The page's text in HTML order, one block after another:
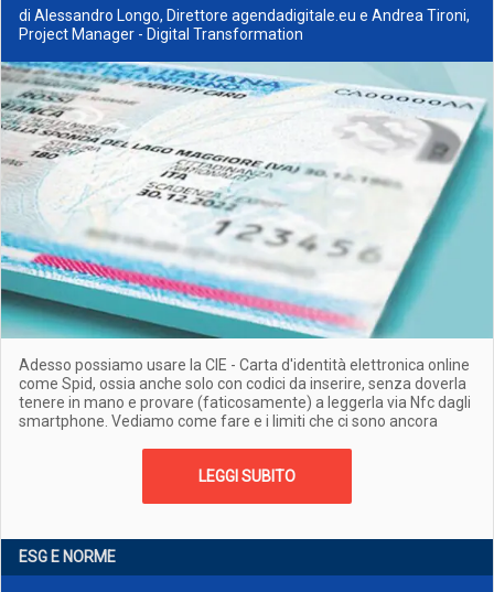
di Alessandro Longo, Direttore agendadigitale.eu e Andrea Tironi,
Project Manager - Digital Transformation
Adesso possiamo usare la CIE - Carta d'identità elettronica online
come Spid, ossia anche solo con codici da inserire, senza doverla
tenere in mano e provare (faticosamente) a leggerla via Nfc dagli
smartphone. Vediamo come fare e i limiti che ci sono ancora
LEGGI SUBITO
ESG E NORME